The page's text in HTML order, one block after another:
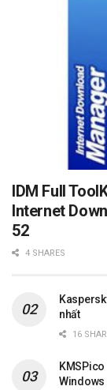
IDM Full
Internet
52
4 SHARES
nhất
16
Windows